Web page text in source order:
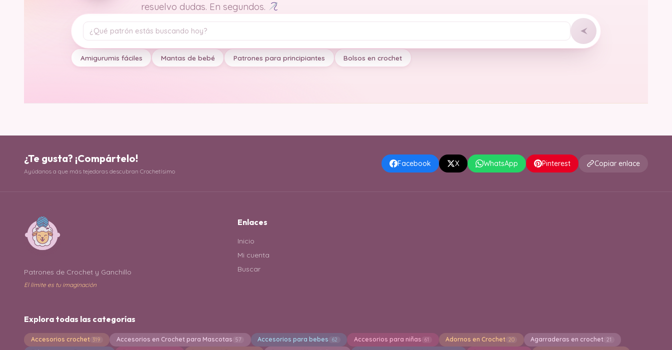
resuelvo dudas. En segundos.
Tu pregunta
Amigurumis fáciles Mantas de bebé Patrones para principiantes Bolsos en crochet
¿Te gusta? ¡Compártelo!
Ayúdanos a que más tejedoras descubran Crochetísimo
Facebook X WhatsApp Pinterest Copiar enlace
Patrones de Crochet y Ganchillo
El límite es tu imaginación
Enlaces
Inicio
Mi cuenta
Buscar
Explora todas las categorías
Accesorios crochet 319 Accesorios en Crochet para Mascotas 57 Accesorios para bebes 62 Accesorios para niñas 61 Adornos en Crochet 20 Agarraderas en crochet 21